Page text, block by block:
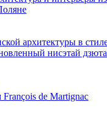
нисэтай
de Martignac